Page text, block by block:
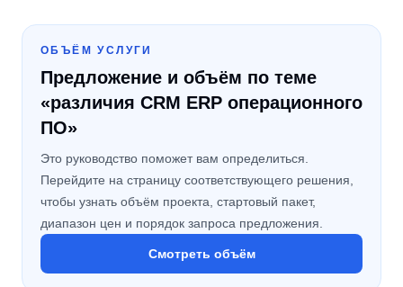
ОБЪЁМ УСЛУГИ
Предложение и объём по теме
«различия CRM ERP операционного
ПО»
Это руководство поможет вам определиться.
Перейдите на страницу соответствующего решения,
чтобы узнать объём проекта, стартовый пакет,
диапазон цен и порядок запроса предложения.
Смотреть объём